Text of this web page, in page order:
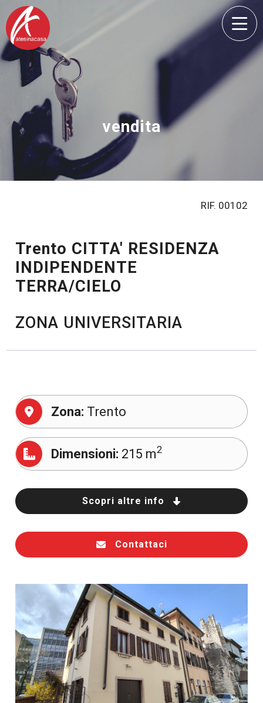
vendita
Trento CITTA' RESIDENZA
INDIPENDENTE
TERRA/CIELO
ZONA UNIVERSITARIA
RIF. 00102
Zona: Trento
Dimensioni: 215 m2
Scopri altre info
Contattaci